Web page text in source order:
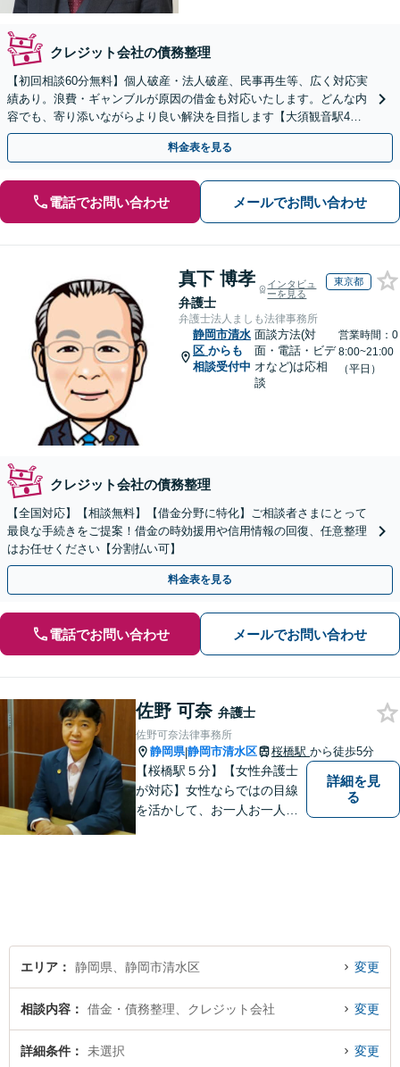
クレジット会社の債務整理
【初回相談60分無料】個人破産・法人破産、民事再生等、広く対応実
績あり。浪費・ギャンブルが原因の借金も対応いたします。どんな内
容でも、寄り添いながらより良い解決を目指します【大須観音駅4
分】【土日祝対応可】
料金表を見る
電話でお問い合わせ メールでお問い合わせ
真下 博孝
弁護士
インタビュ
ーを見る
東京都
弁護士法人ましも法律事務所
静岡市清水
区 からも
相談受付中
面談方法(対
面・電話・ビデ
オなど)は応相
談
営業時間：0
8:00~21:00
（平日）
クレジット会社の債務整理
【全国対応】【相談無料】【借金分野に特化】ご相談者さまにとって
最良な手続きをご提案！借金の時効援用や信用情報の回復、任意整理
はお任せください【分割払い可】
料金表を見る
電話でお問い合わせ メールでお問い合わせ
佐野 可奈 弁護士
佐野可奈法律事務所
静岡県|静岡市清水区 桜橋駅 から徒歩5分
【桜橋駅５分】【女性弁護士
が対応】女性ならではの目線
を活かして、お一人お一人の
詳細を見
る
エリア 静岡県、静岡市清水区 変更
相談内容 借金・債務整理、クレジット会社 変更
詳細条件 未選択 変更